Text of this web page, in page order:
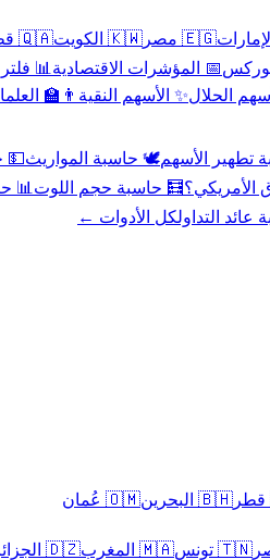
🇪🇬 مصر 🇰🇼 الكويت 🇶🇦 قطر
📅 المؤشرات الاقتصادية 📊
الحلال✨ الأسهم النقية 👨‍🏫
تطهير الأسهم🕊️ حاسبة المواريث💵
🧮 حاسبة حجم اللوت 📊
عائد التداولكل الأدوات ←
🇧🇭 البحرين
🇴🇲 عُمان
🇹🇳 تونس 🇲🇦 المغرب 🇩🇿 الجزائر